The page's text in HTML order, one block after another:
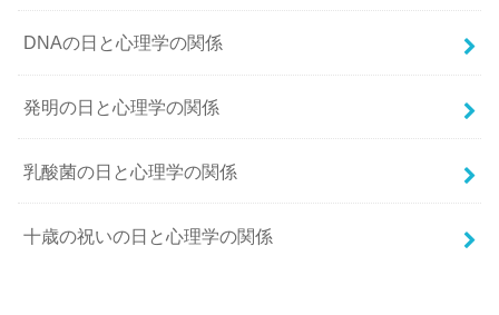
DNAの日と心理学の関係
発明の日と心理学の関係
乳酸菌の日と心理学の関係
十歳の祝いの日と心理学の関係